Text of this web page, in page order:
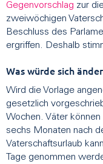
Gegenvorschlag zur
zweiwöchigen
Beschluss des
ergriffen. Deshalb
Was würde sich
Wird die Vorlage
gesetzlich
Wochen. Väter können
sechs Monaten nach
Vaterschaftsurlaub
Tage genommen